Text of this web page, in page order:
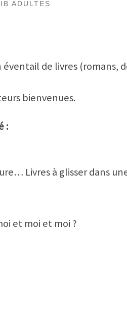
ADULTES
de livres
bienvenues.
:
Livres à glisser dans
et moi et moi ?